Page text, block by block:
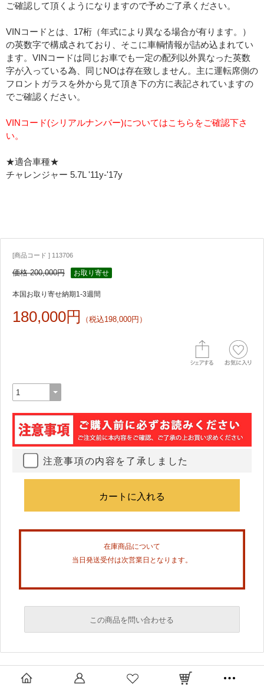
ご確認して頂くようになりますので予めご了承ください。
VINコードとは、17桁（年式により異なる場合が有ります。）
の英数字で構成されており、そこに車輌情報が詰め込まれてい
ます。VINコードは同じお車でも一定の配列以外異なった英数
字が入っている為、同じNOは存在致しません。主に運転席側の
フロントガラスを外から見て頂き下の方に表記されていますの
でご確認ください。
VINコード(シリアルナンバー)についてはこちらをご確認下さ
い。
★適合車種★
チャレンジャー 5.7L '11y-'17y
[商品コード ] 113706
価格 200,000円 お取り寄せ
本国お取り寄せ納期1-3週間
180,000円 （税込198,000円）
注意事項の内容を了承しました
在庫商品について
当日発送受付は次営業日となります。
この商品を問い合わせる